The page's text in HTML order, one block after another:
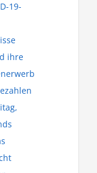
19-
ihre